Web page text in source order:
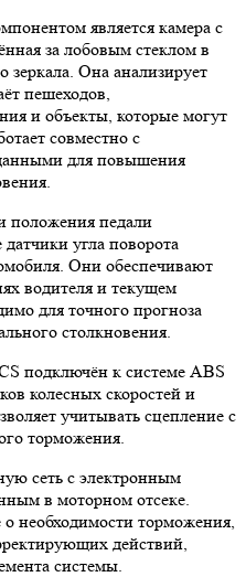
является камера с
за лобовым стеклом в
зеркала. Она анализирует
пешеходов,
и объекты, которые могут
совместно с
для повышения
положения педали
датчики угла поворота
Они обеспечивают
водителя и текущем
для точного прогноза
столкновения.
подключён к системе ABS
колесных скоростей и
учитывать сцепление с
торможения.
сеть с электронным
в моторном отсеке.
необходимости торможения,
действий,
системы.